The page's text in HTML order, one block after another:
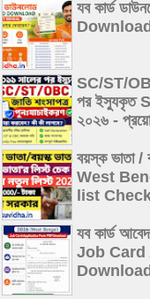
যব কার্ড
SC/ST/
পর ইস্যুকৃত
২০২৬ -
বয়স্ক ভাতা /
West
list
যব কার্ড
Job Card
Download